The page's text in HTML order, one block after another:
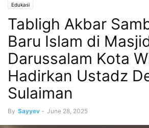
Edukasi
Tabligh Akbar
Baru Islam di
Darussalam Kota
Hadirkan Ustadz
Sulaiman
By Sayyev - June 28, 2025